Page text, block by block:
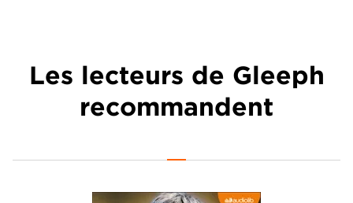
Les lecteurs de Gleeph
recommandent